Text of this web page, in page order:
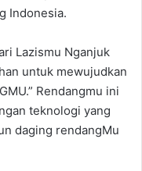
Indonesia.
Lazismu Nganjuk
untuk mewujudkan
Rendangmu ini
teknologi yang
daging rendangMu